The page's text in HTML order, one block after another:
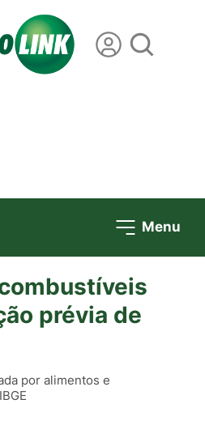
Menu
prévia de
por alimentos e